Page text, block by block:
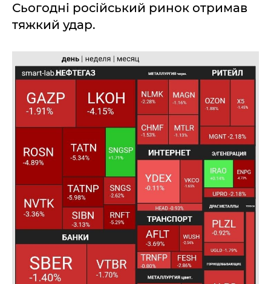
Сьогодні російський ринок отримав
тяжкий удар.